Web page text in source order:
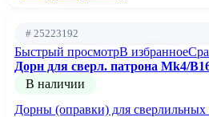
# 25223192
Быстрый просмотрВ избранное
Дорн для сверл. патрона Mk4/
В наличии
Дорны (оправки) для сверлильных